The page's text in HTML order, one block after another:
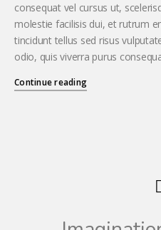
consequat vel cursus ut,
molestie facilisis dui, et rutrum
tincidunt tellus sed risus
odio, quis viverra purus
Continue reading